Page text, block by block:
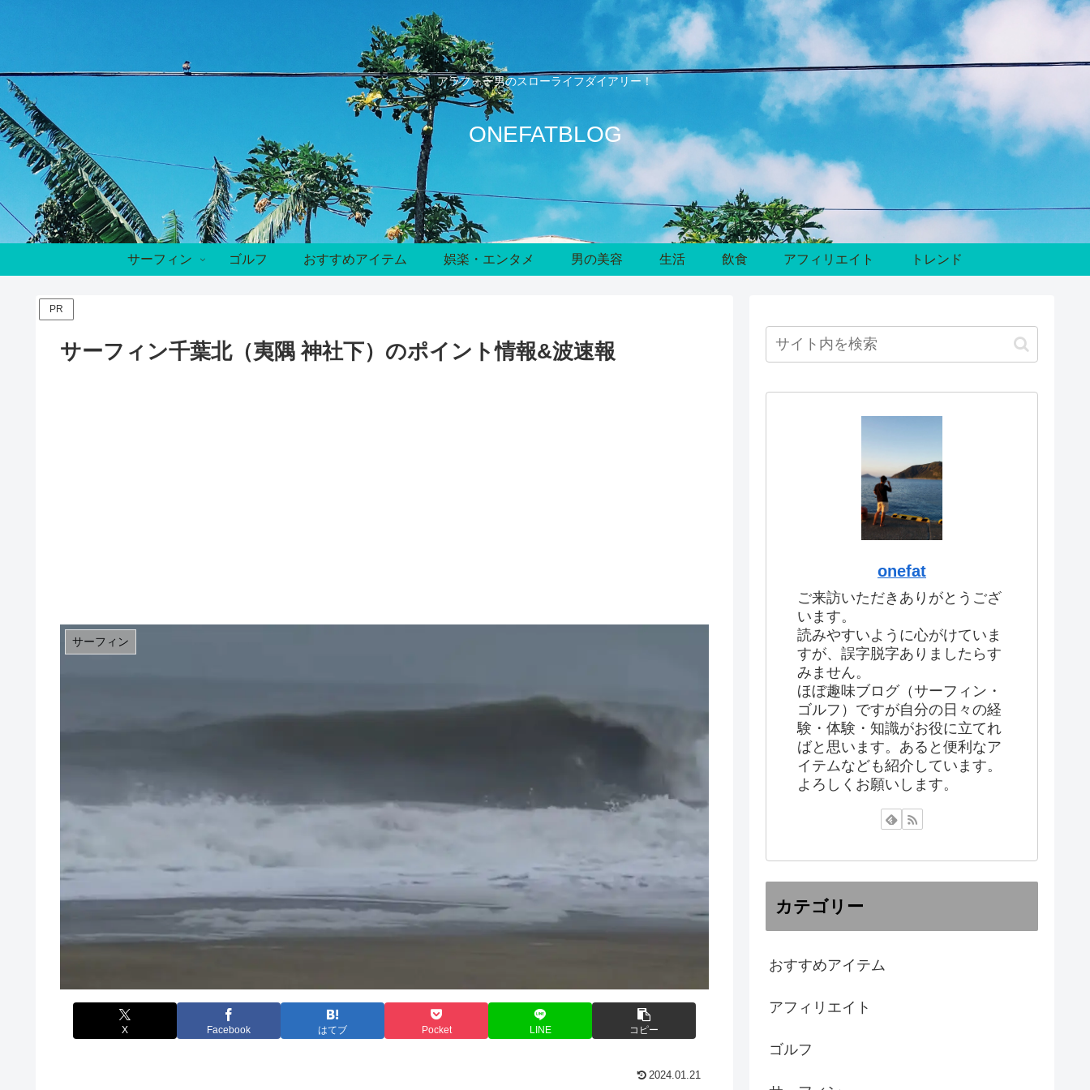
アラフォー男のスローライフダイアリー！
ONEFATBLOG
サーフィン ゴルフ おすすめアイテム 娯楽・エンタメ 男の美容 生活 飲食 アフィリエイト トレンド
PR
サーフィン千葉北（夷隅 神社下）のポイント情報&波速報
サーフィン
X Facebook はてブ Pocket LINE コピー
2024.01.21
onefat
ご来訪いただきありがとうござ
います。
読みやすいように心がけていま
すが、誤字脱字ありましたらす
みません。
ほぼ趣味ブログ（サーフィン・
ゴルフ）ですが自分の日々の経
験・体験・知識がお役に立てれ
ばと思います。あると便利なア
イテムなども紹介しています。
よろしくお願いします。
カテゴリー
おすすめアイテム
アフィリエイト
ゴルフ